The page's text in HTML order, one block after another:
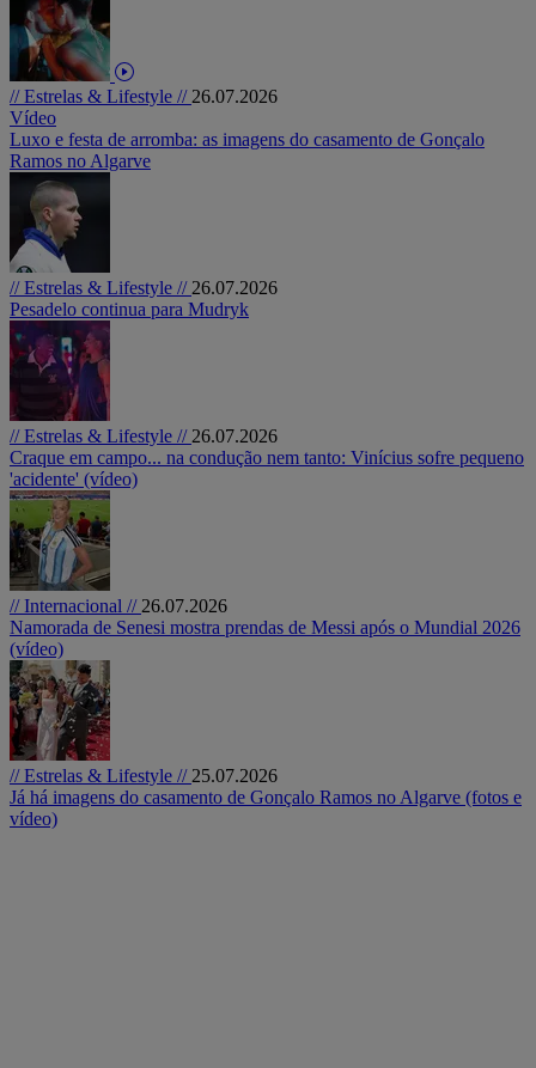
// Estrelas & Lifestyle // 26.07.2026
Vídeo
Luxo e festa de arromba: as imagens do casamento de Gonçalo
Ramos no Algarve
// Estrelas & Lifestyle // 26.07.2026
Pesadelo continua para Mudryk
// Estrelas & Lifestyle // 26.07.2026
Craque em campo... na condução nem tanto: Vinícius sofre pequeno
'acidente' (vídeo)
// Internacional // 26.07.2026
Namorada de Senesi mostra prendas de Messi após o Mundial 2026
(vídeo)
// Estrelas & Lifestyle // 25.07.2026
Já há imagens do casamento de Gonçalo Ramos no Algarve (fotos e
vídeo)